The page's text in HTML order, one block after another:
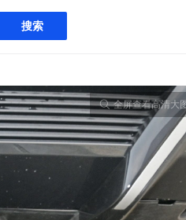
搜索
全屏查看高清大